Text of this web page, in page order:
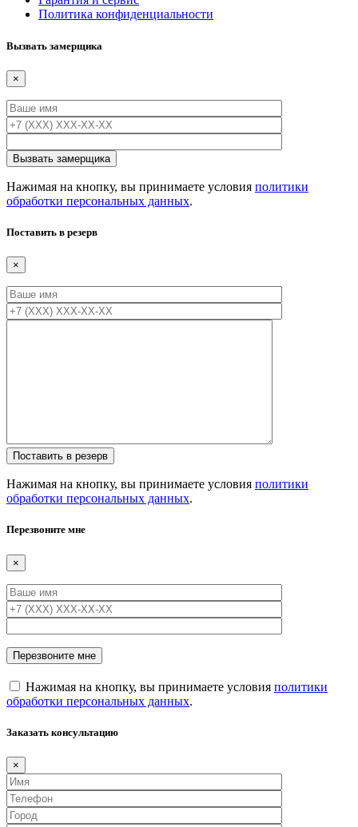
Политика конфиденциальности
Вызвать замерщика
×
Нажимая на кнопку, вы принимаете условия политики
обработки персональных данных.
Поставить в резерв
×
Нажимая на кнопку, вы принимаете условия политики
обработки персональных данных.
Перезвоните мне
×
Нажимая на кнопку, вы принимаете условия политики
обработки персональных данных.
Заказать консультацию
×